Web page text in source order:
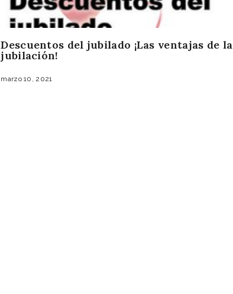
Descuentos del jubilado ¡Las ventajas de la
jubilación!
marzo 10, 2021